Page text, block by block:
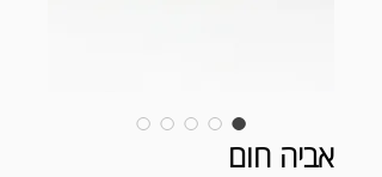
אביה חום